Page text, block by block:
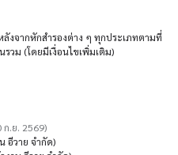
งจากหักสำรองต่าง ๆ ทุกประเภทตามที่
วม (โดยมีเงื่อนไขเพิ่มเติม)
.ย. 2569)
อีวาย จำกัด)